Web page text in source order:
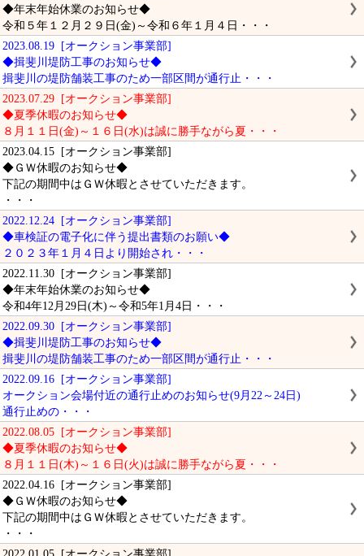
◆年末年始休業のお知らせ◆
令和５年１２月２９日(金)～令和６年１月４日・・・
2023.08.19 [オークション事業部]
◆揖斐川堤防工事のお知らせ◆
揖斐川の堤防舗装工事のため一部区間が通行止・・・
2023.07.29 [オークション事業部]
◆夏季休暇のお知らせ◆
８月１１日(金)～１６日(水)は誠に勝手ながら夏・・・
2023.04.15 [オークション事業部]
◆ＧＷ休暇のお知らせ◆
下記の期間中はＧＷ休暇とさせていただきます。
・・・
2022.12.24 [オークション事業部]
◆車検証の電子化に伴う提出書類のお願い◆
２０２３年１月４日より開始され・・・
2022.11.30 [オークション事業部]
◆年末年始休業のお知らせ◆
令和4年12月29日(木)～令和5年1月4日・・・
2022.09.30 [オークション事業部]
◆揖斐川堤防工事のお知らせ◆
揖斐川の堤防舗装工事のため一部区間が通行止・・・
2022.09.16 [オークション事業部]
オークション会場付近の通行止めのお知らせ(9月22～24日)
通行止めの・・・
2022.08.05 [オークション事業部]
◆夏季休暇のお知らせ◆
８月１１日(木)～１６日(火)は誠に勝手ながら夏・・・
2022.04.16 [オークション事業部]
◆ＧＷ休暇のお知らせ◆
下記の期間中はＧＷ休暇とさせていただきます。
・・・